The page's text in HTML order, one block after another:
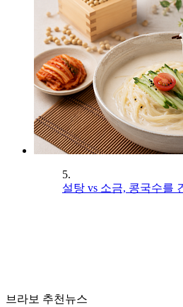
5.
설탕 vs 소금, 콩국수를
브라보 추천뉴스